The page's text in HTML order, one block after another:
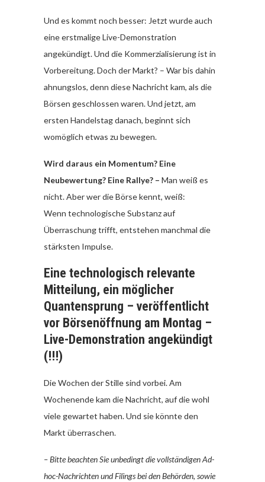
Und es kommt noch besser: Jetzt wurde auch
eine erstmalige Live-Demonstration
angekündigt. Und die Kommerzialisierung ist in
Vorbereitung. Doch der Markt? – War bis dahin
ahnungslos, denn diese Nachricht kam, als die
Börsen geschlossen waren. Und jetzt, am
ersten Handelstag danach, beginnt sich
womöglich etwas zu bewegen.
Wird daraus ein Momentum? Eine
Neubewertung? Eine Rallye? – Man weiß es
nicht. Aber wer die Börse kennt, weiß:
Wenn technologische Substanz auf
Überraschung trifft, entstehen manchmal die
stärksten Impulse.
Eine technologisch relevante
Mitteilung, ein möglicher
Quantensprung – veröffentlicht
vor Börsenöffnung am Montag –
Live-Demonstration angekündigt
(!!!)
Die Wochen der Stille sind vorbei. Am
Wochenende kam die Nachricht, auf die wohl
viele gewartet haben. Und sie könnte den
Markt überraschen.
– Bitte beachten Sie unbedingt die vollständigen Ad-
hoc-Nachrichten und Filings bei den Behörden, sowie